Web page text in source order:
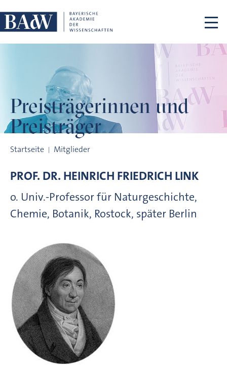
Preisträgerinnen und
Preisträger
Startseite Mitglieder
PROF. DR. HEINRICH FRIEDRICH LINK
o. Univ.-Professor für Naturgeschichte,
Chemie, Botanik, Rostock, später Berlin